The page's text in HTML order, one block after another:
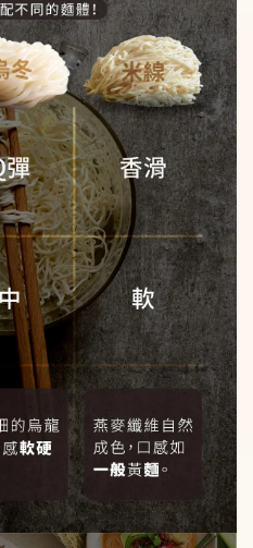
瀏覽全部
湯麵-蛤蜊海鮮蒟蒻白麵
NT$ 99
NT$ 119
- +
加入購物車